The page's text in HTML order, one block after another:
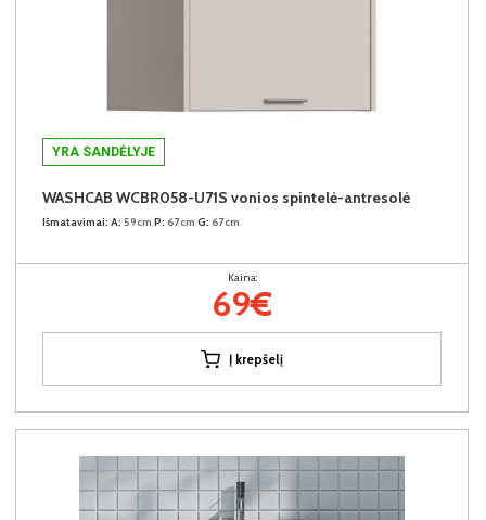
YRA SANDĖLYJE
WASHCAB WCBR058-U71S vonios spintelė-antresolė
Išmatavimai: A: 59cm P: 67cm G: 67cm
Kaina:
69€
Į krepšelį